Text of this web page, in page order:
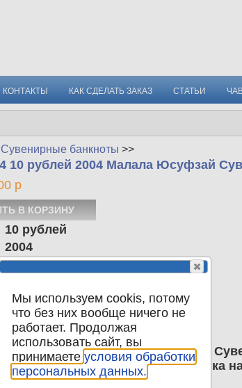
КОНТАКТЫ КАК СДЕЛАТЬ ЗАКАЗ СТАТЬИ
Сувенирные банкноты >>
10 рублей 2004 Малала Юсуфзай
р
10 рублей
2004
0.00
0.00
10 рублей 2004 Малала Юсуфзай
,изменившие мир. Печать-наклейка
частной мастерской
Мы используем cookis, потому
что без них вообще ничего не
работает. Продолжая
использовать сайт, вы
принимаете условия обработки
персональных данных.